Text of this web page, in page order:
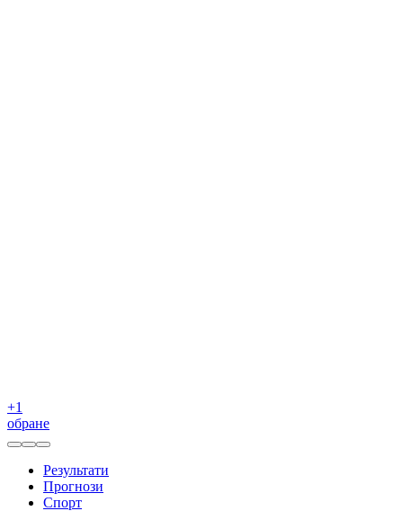
+1
обране
Результати
Прогнози
Спорт